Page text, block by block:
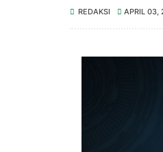
REDAKSI APRIL 03,